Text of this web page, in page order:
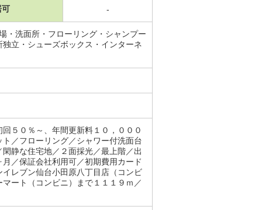
可 -
・洗面所・フローリング・シャンプー
立・シューズボックス・インターネ
５０％～、年間更新料１０，０００
／フローリング／シャワー付洗面台
静な住宅地／２面採光／最上階／出
／保証会社利用可／初期費用カード
レブン仙台小田原八丁目店（コンビ
ート（コンビニ）まで１１１９ｍ／